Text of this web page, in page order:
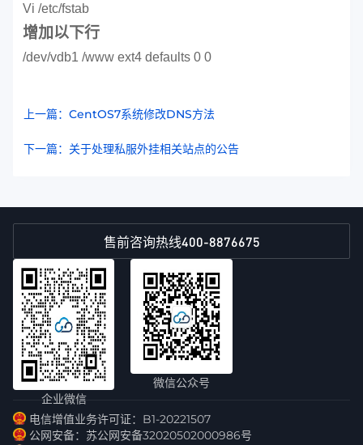
Vi /etc/fstab
增加以下行
/dev/vdb1 /www ext4 defaults 0 0
上一篇：CentOS7系统修改DNS方法
下一篇：关于处理私服外挂相关站点的公告
售前咨询热线400-8876675
企业微信
微信公众号
电信增值业务许可证：B1-20221507
公网安备：苏公网安备32020502000986号